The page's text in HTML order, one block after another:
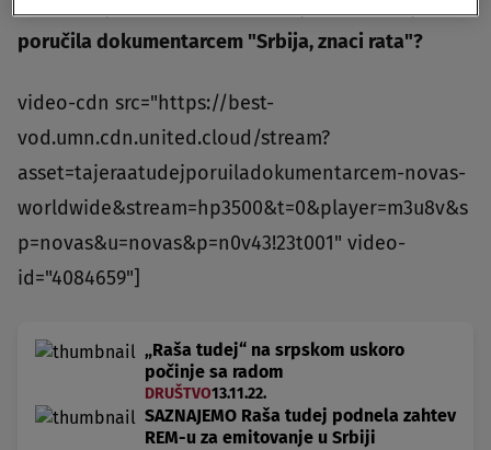
poručila dokumentarcem "Srbija, znaci rata"?
video-cdn src="https://best-
vod.umn.cdn.united.cloud/stream?
asset=tajeraatudejporuiladokumentarcem-novas-
worldwide&stream=hp3500&t=0&player=m3u8v&s
p=novas&u=novas&p=n0v43!23t001" video-
id="4084659"]
„Raša tudej“ na srpskom uskoro
počinje sa radom
DRUŠTVO13.11.22.
SAZNAJEMO Raša tudej podnela zahtev
REM-u za emitovanje u Srbiji